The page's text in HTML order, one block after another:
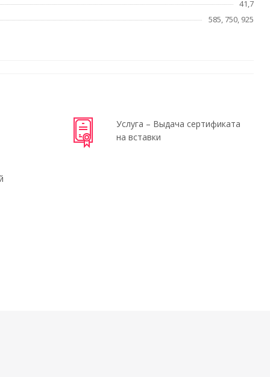
41,7
585, 750, 925
Услуга – Выдача сертификата
на вставки